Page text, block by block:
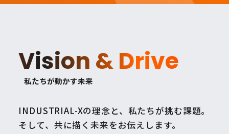
Vision & Drive
私たちが動かす未来
INDUSTRIAL-Xの理念と、私たちが挑む課題。
そして、共に描く未来をお伝えします。